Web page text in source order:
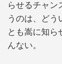
らせるチャン
うのは、ど
とも嵩に知ら
んない。